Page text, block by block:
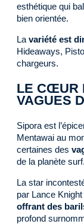
esthétique qui
bien orientée.
La variété est
Hideaways,
chargeurs.
LE CŒUR
VAGUES
Sipora est
Mentawai au
certaines des
de la planète surf.
La star
par Lance
offrant des
profond